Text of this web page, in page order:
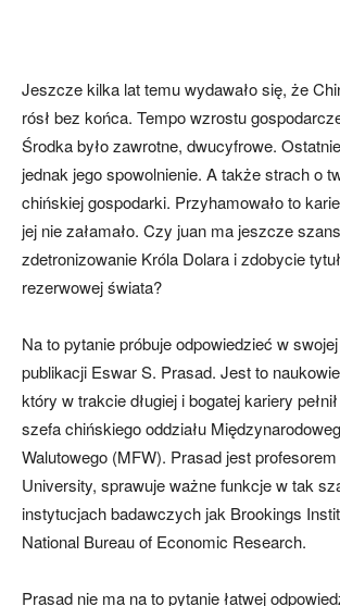
Jeszcze kilka lat temu wydawało się, że
rósł bez końca. Tempo wzrostu
Środka było zawrotne, dwucyfrowe.
jednak jego spowolnienie. A także strach o
chińskiej gospodarki. Przyhamowało to
jej nie załamało. Czy juan ma jeszcze
zdetronizowanie Króla Dolara i zdobycie
rezerwowej świata?
Na to pytanie próbuje odpowiedzieć w
publikacji Eswar S. Prasad. Jest to
który w trakcie długiej i bogatej kariery
szefa chińskiego oddziału
Walutowego (MFW). Prasad jest
University, sprawuje ważne funkcje w tak
instytucjach badawczych jak Brookings
National Bureau of Economic Research.
Prasad nie ma na to pytanie łatwej